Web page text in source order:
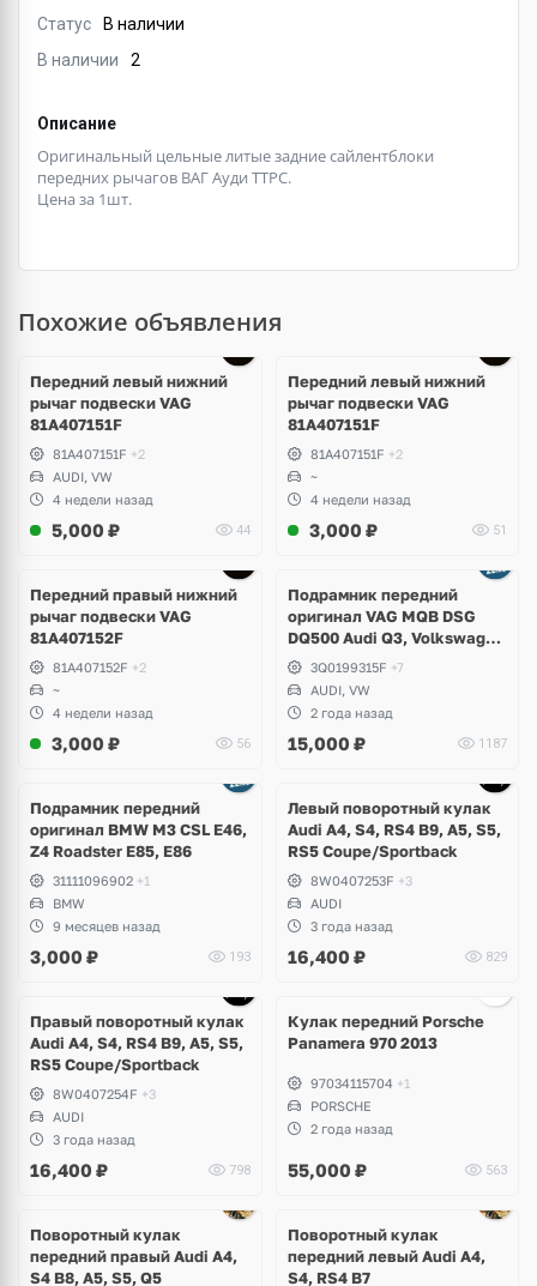
Статус
В наличии
В наличии
2
Описание
Оригинальный цельные литые задние сайлентблоки
передних рычагов ВАГ Ауди ТТРС.
Цена за 1шт.
Похожие объявления
Передний левый нижний
рычаг подвески VAG
81A407151F
81A407151F +2
AUDI, VW
4 недели назад
5,000 ₽ 44
Передний левый нижний
рычаг подвески VAG
81A407151F
81A407151F +2
~
4 недели назад
3,000 ₽ 51
Передний правый нижний
рычаг подвески VAG
81A407152F
81A407152F +2
~
4 недели назад
3,000 ₽ 56
Подрамник передний
оригинал VAG MQB DSG
DQ500 Audi Q3, Volkswagen
Tiguan Allspace, Skoda
Kodiaq
3Q0199315F +7
AUDI, VW
2 года назад
15,000 ₽ 1187
Подрамник передний
оригинал BMW M3 CSL E46,
Z4 Roadster E85, E86
31111096902 +1
BMW
9 месяцев назад
3,000 ₽ 193
Левый поворотный кулак
Audi A4, S4, RS4 B9, A5, S5,
RS5 Сoupe/Sportback
8W0407253F +3
AUDI
3 года назад
16,400 ₽ 829
Правый поворотный кулак
Audi A4, S4, RS4 B9, A5, S5,
RS5 Сoupe/Sportback
8W0407254F +3
AUDI
3 года назад
16,400 ₽ 798
Кулак передний Porsche
Panamera 970 2013
97034115704 +1
PORSCHE
2 года назад
55,000 ₽ 563
Поворотный кулак
передний правый Audi A4,
S4 B8, A5, S5, Q5
Поворотный кулак
передний левый Audi A4,
S4, RS4 B7